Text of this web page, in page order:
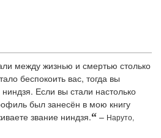
между жизнью и смертью столько
беспокоить вас, тогда вы
Если вы стали настолько
был занесён в мою книгу
звание ниндзя.“ – Наруто,